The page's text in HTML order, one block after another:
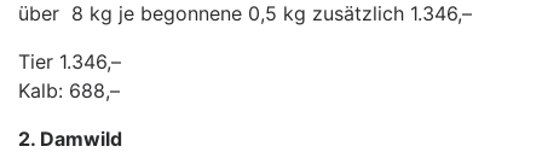
über 8 kg je begonnene 0,5 kg zusätzlich 1.346,–
Tier 1.346,–
Kalb: 688,–
2. Damwild